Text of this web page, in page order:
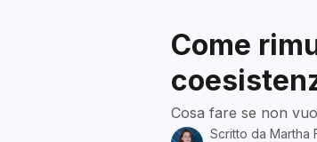
Come
Cosa fare se non
Scritto da Martha